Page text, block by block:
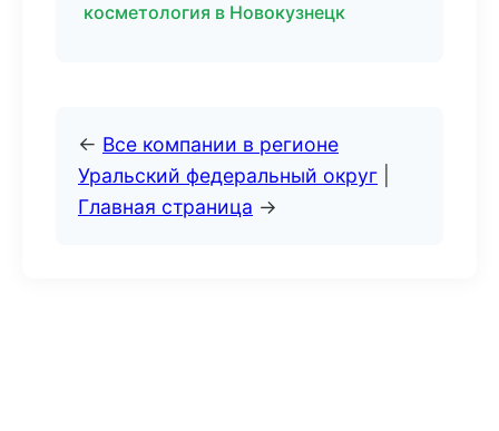
косметология в Новокузнецк
← Все компании в регионе
Уральский федеральный округ
Главная страница →